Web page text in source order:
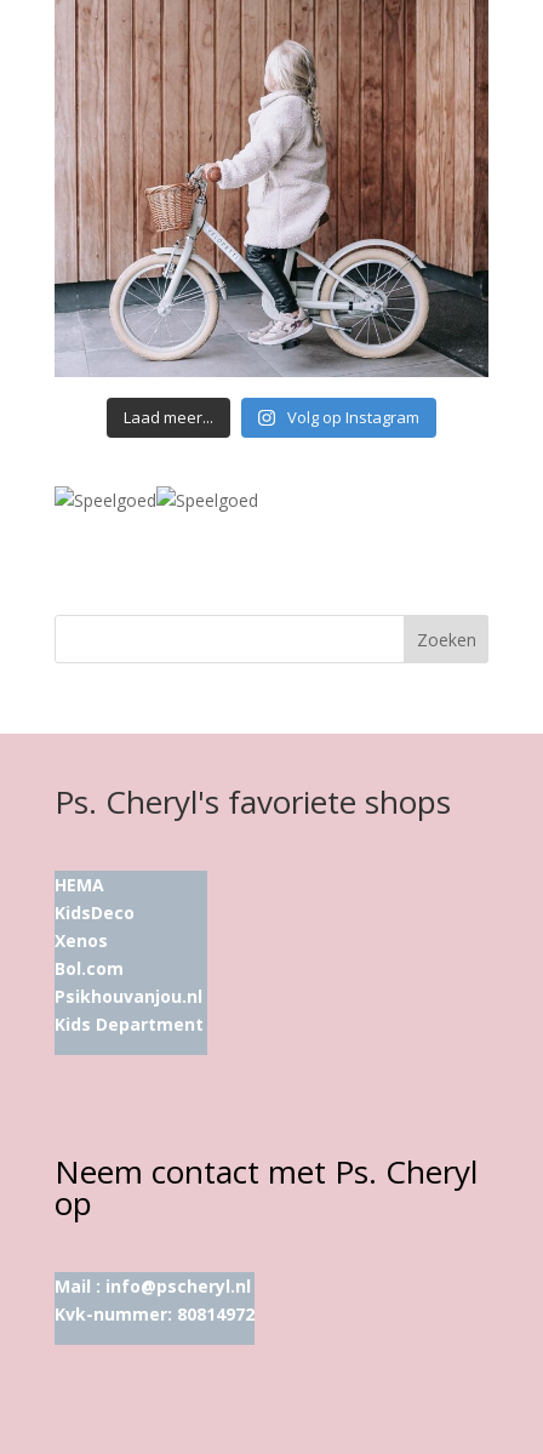
Laad meer... Volg op Instagram
Ps. Cheryl's favoriete shops
HEMA
KidsDeco
Xenos
Bol.com
Psikhouvanjou.nl
Kids Department
Neem contact met Ps. Cheryl
op
Mail : info@pscheryl.nl
Kvk-nummer: 80814972